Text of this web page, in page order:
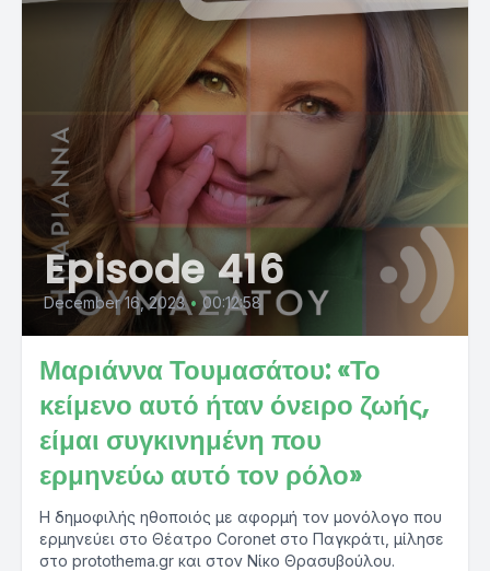
Episode 416
December 16, 2023 • 00:12:58
Μαριάννα Τουμασάτου: «Το
κείμενο αυτό ήταν όνειρο ζωής,
είμαι συγκινημένη που
ερμηνεύω αυτό τον ρόλο»
Η δημοφιλής ηθοποιός με αφορμή τον μονόλογο που
ερμηνεύει στο Θέατρο Coronet στο Παγκράτι, μίλησε
στο protothema.gr και στον Νίκο Θρασυβούλου.